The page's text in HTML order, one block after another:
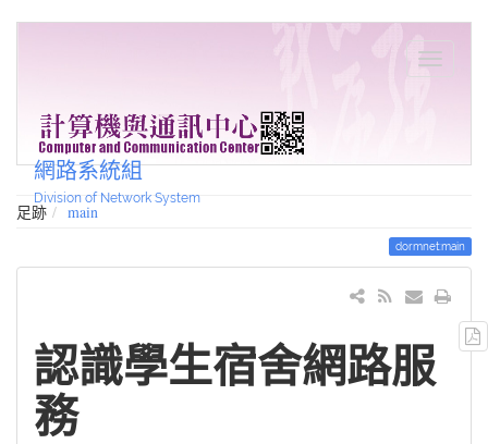
網路系統組
Division of Network System
足跡 main
dormnet:main
認識學生宿舍網路服
務